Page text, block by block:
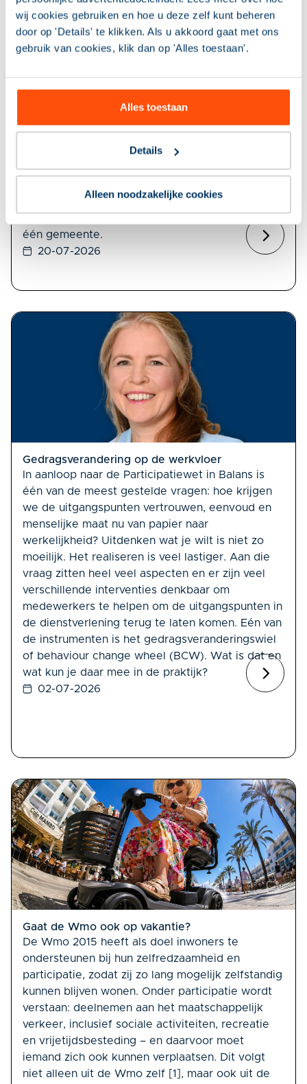
wij cookies gebruiken en hoe u deze zelf kunt beheren
door op 'Details' te klikken. Als u akkoord gaat met ons
gebruik van cookies, klik dan op 'Alles toestaan'.
Alles toestaan
Details
Alleen noodzakelijke cookies
omgekeerd gaan werken
De Arbeidsinspectie benoemde onlangs een
kwetsbaar punt in de uitvoering van de
Participatiewet. Gemeenten krijgen meer ruimte
beroep doen op de bijstand. Een goede
ontwikkeling, want menselijke maat, vertrouwen
balans. Maar diezelfde ruimte leidt volgens de
inspectie ook tot een risico: ongelijke
behandeling. De ene consulent benut de ruimte
standaardregels. Het gevolg? Er zitten verschillen
één gemeente.
20-07-2026
Gedragsverandering op de werkvloer
In aanloop naar de Participatiewet in Balans is
één van de meest gestelde vragen: hoe krijgen
we de uitgangspunten vertrouwen, eenvoud en
menselijke maat nu van papier naar
werkelijkheid? Uitdenken wat je wilt is niet zo
moeilijk. Het realiseren is veel lastiger. Aan die
vraag zitten heel veel aspecten en er zijn veel
verschillende interventies denkbaar om
medewerkers te helpen om de uitgangspunten in
de dienstverlening terug te laten komen. Eén van
de instrumenten is het gedragsveranderingswiel
of behaviour change wheel (BCW). Wat is dat en
wat kun je daar mee in de praktijk?
02-07-2026
Gaat de Wmo ook op vakantie?
De Wmo 2015 heeft als doel inwoners te
ondersteunen bij hun zelfredzaamheid en
participatie, zodat zij zo lang mogelijk zelfstandig
kunnen blijven wonen. Onder participatie wordt
verstaan: deelnemen aan het maatschappelijk
verkeer, inclusief sociale activiteiten, recreatie
en vrijetijdsbesteding – en daarvoor moet
iemand zich ook kunnen verplaatsen. Dit volgt
niet alleen uit de Wmo zelf [1], maar ook uit de